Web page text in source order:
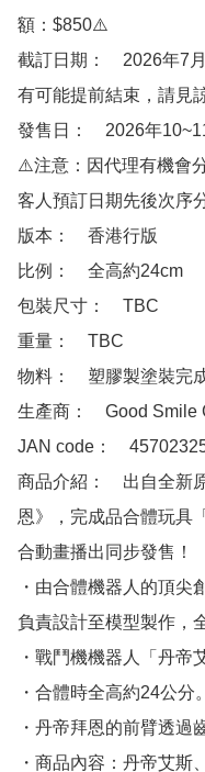
額：$850⚠️
截訂日期：　2026年7
有可能提前結束，請見
發售日：　2026年
⚠️注意：因代理有機會
客人預訂日期先後次序
版本：　香港行版
比例：　全高約24cm
包裝尺寸：　TBC
重量：　TBC
物料：　塑膠製塗裝完
生產商：　Good Smile
JAN code：　
商品介紹：　出自全新
恩》，完成品合體玩具
合動畫播出同步發售！
・由合體機器人的頂尖
負責設計至模型製作，
・戰鬥機機器人「丹帝
・合體時全高約24公分。
・丹帝拜恩的前臂透過
・商品內容：丹帝艾斯